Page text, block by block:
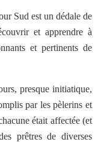
Sud est un dédale de
et apprendre à
et pertinents de
presque initiatique,
par les pèlerins et
était affectée (et
prêtres de diverses